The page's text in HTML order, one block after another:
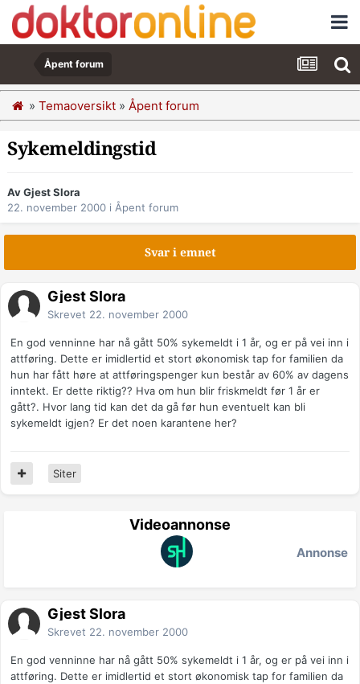
Åpent forum
» Temaoversikt » Åpent forum
Sykemeldingstid
Av Gjest Slora
22. november 2000 i Åpent forum
Svar i emnet
Gjest Slora
Skrevet 22. november 2000
En god venninne har nå gått 50% sykemeldt i 1 år, og er på vei inn i
attføring. Dette er imidlertid et stort økonomisk tap for familien da
hun har fått høre at attføringspenger kun består av 60% av dagens
inntekt. Er dette riktig?? Hva om hun blir friskmeldt før 1 år er
gått?. Hvor lang tid kan det da gå før hun eventuelt kan bli
sykemeldt igjen? Er det noen karantene her?
Siter
Videoannonse
Annonse
Gjest Slora
Skrevet 22. november 2000
En god venninne har nå gått 50% sykemeldt i 1 år, og er på vei inn i
attføring. Dette er imidlertid et stort økonomisk tap for familien da